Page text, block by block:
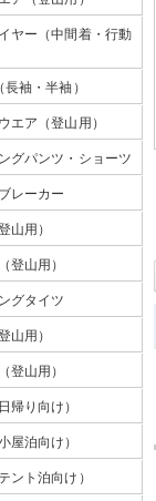
ヤー（中間着・行動
袖・半袖）
エア（登山用）
グパンツ・ショーツ
レーカー
山用）
登山用）
グタイツ
山用）
登山用）
帰り向け）
屋泊向け）
ント泊向け）